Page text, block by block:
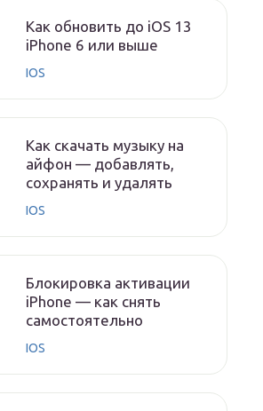
Как обновить до iOS 13
iPhone 6 или выше
IOS
Как скачать музыку на
айфон — добавлять,
сохранять и удалять
IOS
Блокировка активации
iPhone — как снять
самостоятельно
IOS